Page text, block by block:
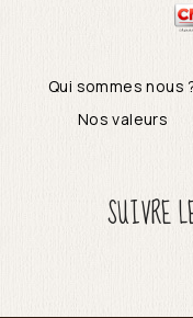
Qui sommes nous
Nos valeurs
SUIVRE